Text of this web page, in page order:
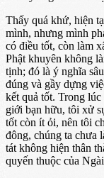
Thấy quá khứ, hiện
mình, nhưng mình
có điều tốt, còn làm
Phật khuyên không
tịnh; đó là ý nghĩa
đúng và gầy dựng
kết quả tốt. Trong
giới bạn hữu, tôi xử
tốt còn ít ỏi, nên tôi
đông, chúng ta
tát không hiện thân
quyến thuộc của